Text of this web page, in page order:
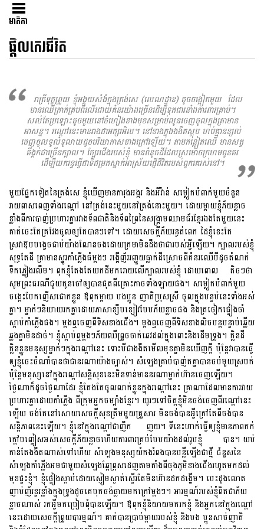
មាតិកា
ផ្ដិលកេរជីវិត
រាត្រីទុក្ខព្រួយ ខ្ញុំអង្គុយសំងំក្នុងត្រង់សេ (លេណដ្ឋាន) តូចចង្អៀតមួយ ដែល
មានឈើក្រាក់គ្របពីលើដោយគំនរយ៉ាងច្រើនដើម្បីទុកជារនាំងការពារគ្រាប់។
សល់តែប្រឡោះតូចមួយនៅចំហៀងខាងមុខសម្រាប់លូនចេញចូលក្នុងគ្រាមាន
អាសន្ន។ រណ្ដៅនេះមានរាងជាអក្សរអិល។ នៅខាងក្នុងងងឹតស្លុប ហប់គ្មានខ្យល់
ចេញចូលទូលំទូលាយដូចបរិយាកាសខាងក្រៅឡើយ។ តាមកន្លៀតឈើ មានសត្វ
គីង្គក់ជាច្រើនក្បាល។ ក្បែរជើងរបស់ខ្ញុំ មានពំនូកដីដែលស្រមោចក្រហមពូនគរ
ដើម្បីយករន្ធធ្វើជាទីជម្រកស្នាក់អាស្រ័យផ្ញើជីវិតរបស់ពួកគេរស់នៅ។
មួយផ្នែកទៀតនៃត្រង់សេ ខ្ញុំឃើញមានការុងអង្ករ និងអីវ៉ាន់ សម្លៀកបំពាក់មួយចំនួន
រាយពាសពេញទាំងរណ្ដៅ នៅត្រង់នេះមួយនៅត្រង់នោះមួយ។ ដោយម្ដាយខ្ញុំភ័យខ្លាច
ខ្លាំងពីការបាញ់ប្រហារគ្នារវាងទ័ពជាតិនិងទ័ពព្រៃនៃសង្រ្គាមឈាមជ័រខ្មែរឯងតែមួយនេះ
គាត់ចេះតែគ្រវែងចូលឲ្យតែបានៗទៅ។ ដោយសេចក្ដីភ័យរន្ធត់ពេក ដៃខ្ញុំខេះតែ
ស្រវាឱបបង្វេចជាប់យ៉ាងណែនចងដោយក្រមាមិនដឹងថាជារបស់អ្វីឡើយ។ ក្បាលរបស់ខ្ញុំ
សុទ្ធតែដី គ្រាមានស្នូរកាំភ្លើងធំម្ដងៗ រង្គើញ័ររញ្ជួយធ្លាក់ដីស្រោចពីគំនរឈើបីដូចតំណក់
ទឹកភ្លៀងរលឹម។ ពុកខ្ញុំតែងតែយកដីមករោយលើក្បាលរបស់ខ្ញុំ ដោយពោល តិចៗថា
សូមព្រះធរណីជួយកូនចៅឲ្យបានផុតពីគ្រោះកាចទាំងឡាយផង។ សម្លៀកបំពាក់មួយ
ចង្កេះបែកញើសជោកខ្លួន ឪពុកម្តាយ បងប្អូន ញាតិប្រុសស្រី ចូលក្នុងបន្ទប់នេះទាំងអស់
គ្នា។ ម្នាក់ៗនិយាយរកគ្នាដោយភាសាខ្សឹបខ្សៀវបែបភ័យខ្លាចផង និងត្រចៀកផ្ទៀងចាំ
ស្ដាប់កាំភ្លើងផង។ ម្ដងឮចេញពីទិសខាងជើង។ ម្ដងឮចេញពីទិសខាងលិចបន្ដបន្ទាប់ឆ្លើយ
ឆ្លងគ្នាមិនដាច់។ ខ្ញុំស្ដាប់ឮម្ដងៗភ័យឈឺព្រួចចាក់ឆេវដល់ក្នុងពោះនិងដើមទ្រូង។​ ក្លិនដី
ក្លិនខ្លួនមនុស្សម្នាក់ៗក្នុងរណ្ដៅនេះ ទោះបីជាងងឹតមើលមុខគ្នាមិនឃើញក្ដី ប៉ុន្ដែវាបានធ្វើ
ឲ្យខ្ញុំចេះចំណាំបានថាជានរណាយ៉ាងច្បាស់។ សំឡេងគ្រាប់បាញ់តគ្នាបានចប់មួយស្របក់
ប៉ុន្ដែមនុស្សនៅក្នុងរណ្ដៅសន្តិសុខនេះមិនទាន់មាននរណាម្នាក់ហ៊ានចេញឡើយ។
ថ្ងៃណាក៏ដូចថ្ងៃណាដែរ ខ្ញុំតែងតែចូលលាក់ខ្លួនក្នុងរណ្ដៅនេះ គ្រាណាដែលមានការវាយ
ប្រហារគ្នាដោយកាំភ្លើង ពីក្រុមអ្នកចម្បាំងខ្មែរ។ យូរៗទៅចិត្តខ្ញុំមិនចង់ចេញពីរណ្ដៅនេះ
ឡើយ ចង់តែនៅសោយសេចក្ដីសុខត្រឹមមួយគ្រួសារ មិនចង់បានអ្វីក្រៅតែពីចង់បាន
សន្តិភាពនេះឡើយ។ ខ្ញុំនៅក្នុងរណ្ដៅជាញឹក ញយ។ ទីនេះហាក់ធ្វើឲ្យខ្ញុំមានភាពកក់
ក្ដៅបញ្ចៀសអស់សេចក្ដីភ័យខ្លាចហើយការពារគ្រប់បែបយ៉ាងដល់រូបខ្ញុំ បាន។ យប់
កាន់តែងងឹតណាស់ទៅហើយ សំឡេងមនុស្សយំកងរំពងបានបន្លឺឡើងជាថ្មី ជំនួសនៃ
សំឡេងកាំភ្លើងអមជាមួយសំឡេងឆ្កែព្រុសដេញតាមតាំងពីចុងភូមិខាងជើងរហូតមកដល់
មុខផ្ទះខ្ញុំ។ ខ្ញុំផ្ទៀងស្ដាប់ដោយស្ញៀមស្ងាត់ស្ទើរតែមិនហ៊ានដកដង្ហើម។ បេះដូងលោត
ញាប់ញ័រខ្ទរខ្លាំងក្នុងទ្រូងដូចគេបុកចង់ធ្លាយមកក្រៅម្ដងៗ។ អារម្មណ៍របស់ខ្ញុំពិតជាភ័យ
ខ្លាចណាស់ រកអ្វីមកប្រៀបពុំបានឡើយ។ ឪពុកខ្ញុំនិយាយមករកខ្ញុំ និងអ្នកនៅក្នុងរណ្ដៅ
នេះដោយសេចក្ដីព្រួយបារម្មណ៍។ គាត់បានប្រាប់ម្ដាយរបស់ខ្ញុំ និងបង ប្អូនសាច់ញាតិ